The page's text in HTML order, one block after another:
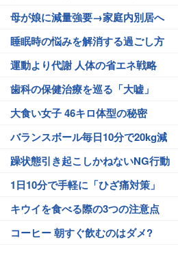
母が娘に減量強要→家庭内別居へ
睡眠時の悩みを解消する過ごし方
運動より代謝 人体の省エネ戦略
歯科の保健治療を巡る「大嘘」
大食い女子 46キロ体型の秘密
バランスボール毎日10分で20kg減
躁状態引き起こしかねないNG行動
1日10分で手軽に「ひざ痛対策」
キウイを食べる際の3つの注意点
コーヒー 朝すぐ飲むのはダメ?